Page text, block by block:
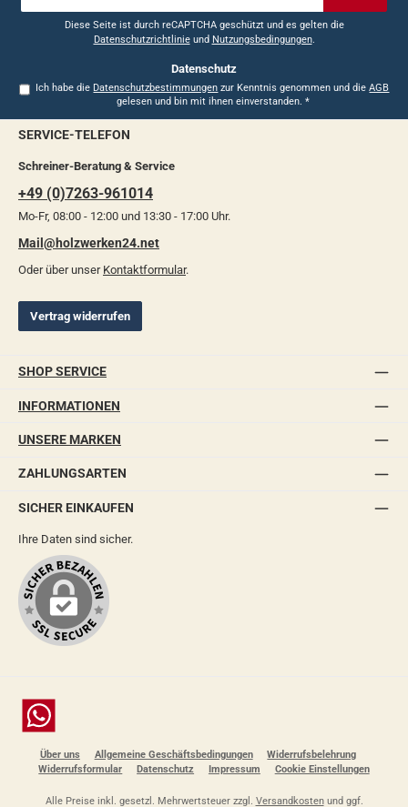
Diese Seite ist durch reCAPTCHA geschützt und es gelten die
Datenschutzrichtlinieund Nutzungsbedingungen.
Datenschutz
Ich habe die Datenschutzbestimmungen zur Kenntnis genommen und dieAGB
gelesen und bin mit ihnen einverstanden. *
SERVICE-TELEFON
Schreiner-Beratung & Service
+49 (0)7263-961014
Mo-Fr, 08:00 - 12:00 und 13:30 - 17:00 Uhr.
Mail@holzwerken24.net
Oder über unser Kontaktformular.
Vertrag widerrufen
SHOP SERVICE
INFORMATIONEN
UNSERE MARKEN
ZAHLUNGSARTEN
SICHER EINKAUFEN
Ihre Daten sind sicher.
Chat
Über uns Allgemeine Geschäftsbedingungen
Widerrufsbelehrung
Widerrufsformular
Datenschutz Impressum Cookie Einstellungen
Alle Preise inkl. gesetzl. Mehrwertsteuer zzgl. Versandkostenund ggf.